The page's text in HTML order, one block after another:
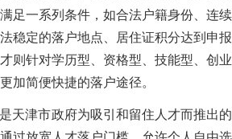
足一系列条件，如合法户籍身份、连续
稳定的落户地点、居住证积分达到申报
则针对学历型、资格型、技能型、创业
加简便快捷的落户途径。
天津市政府为吸引和留住人才而推出的